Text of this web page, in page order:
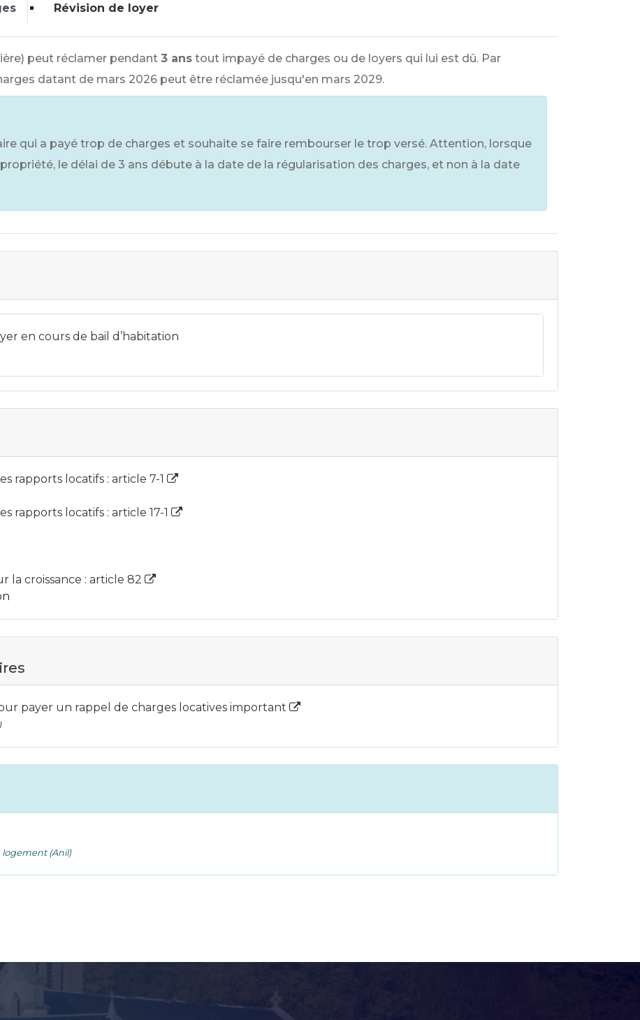
Révision de loyer
peut réclamer pendant 3 ans tout impayé de charges ou de loyers qui lui est dû. Par
datant de mars 2026 peut être réclamée jusqu'en mars 2029.
qui a payé trop de charges et souhaite se faire rembourser le trop versé. Attention, lorsque
le délai de 3 ans débute à la date de la régularisation des charges, et non à la date
en cours de bail d’habitation
rapports locatifs : article 7-1
rapports locatifs : article 17-1
la croissance : article 82
payer un rappel de charges locatives important
(Anil)